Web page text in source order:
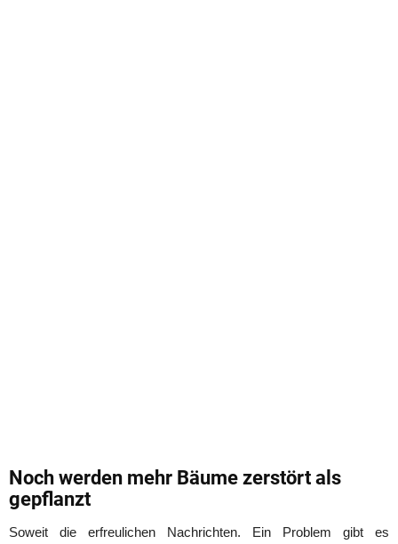
Noch werden mehr Bäume zerstört als
gepflanzt
Soweit die erfreulichen Nachrichten. Ein Problem gibt es